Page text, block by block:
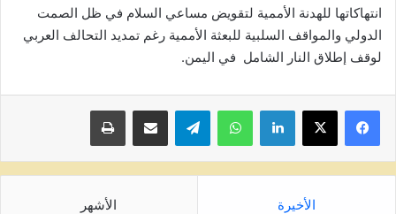
انتهاكاتها للهدنة الأممية لتقويض مساعي السلام في ظل الصمت
الدولي والمواقف السلبية للبعثة الأممية رغم تمديد التحالف العربي
لوقف إطلاق النار الشامل في اليمن.
لينكدإن واتساب تيلقرام مشاركة عبر البريد طباعة
الأخيرة الأشهر